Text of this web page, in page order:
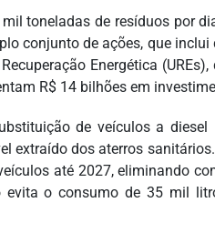
toneladas de resíduos por
conjunto de ações, que
Energética
R$ 14 bilhões em
de veículos a
extraído dos aterros
até 2027, eliminando
evita o consumo de 35 mil